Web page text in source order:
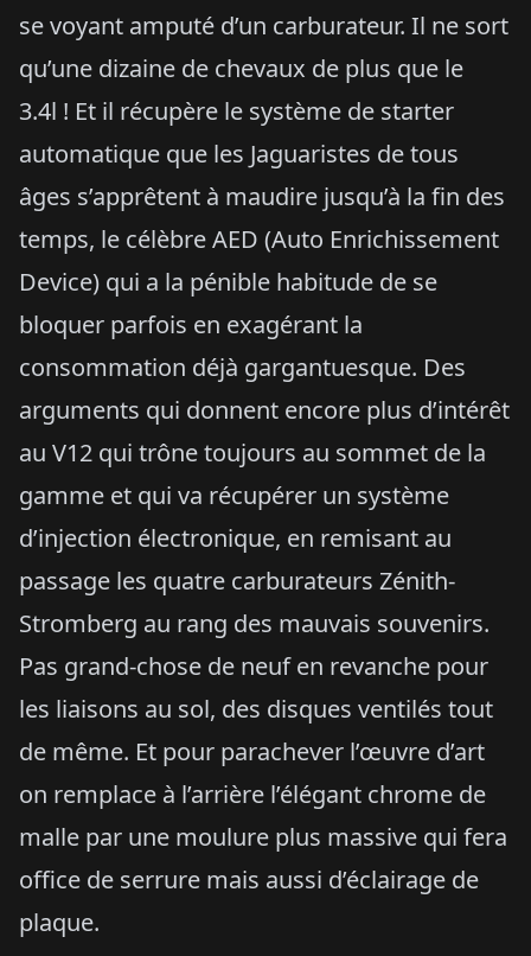
se voyant amputé d’un carburateur. Il ne sort
qu’une dizaine de chevaux de plus que le
3.4l ! Et il récupère le système de starter
automatique que les Jaguaristes de tous
âges s’apprêtent à maudire jusqu’à la fin des
temps, le célèbre AED (Auto Enrichissement
Device) qui a la pénible habitude de se
bloquer parfois en exagérant la
consommation déjà gargantuesque. Des
arguments qui donnent encore plus d’intérêt
au V12 qui trône toujours au sommet de la
gamme et qui va récupérer un système
d’injection électronique, en remisant au
passage les quatre carburateurs Zénith-
Stromberg au rang des mauvais souvenirs.
Pas grand-chose de neuf en revanche pour
les liaisons au sol, des disques ventilés tout
de même. Et pour parachever l’œuvre d’art
on remplace à l’arrière l’élégant chrome de
malle par une moulure plus massive qui fera
office de serrure mais aussi d’éclairage de
plaque.